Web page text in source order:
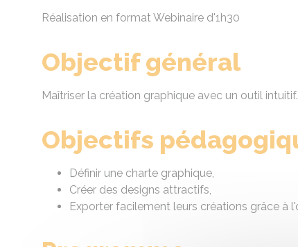
Réalisation en format Webinaire d'1h30
Objectif général
Maîtriser la création graphique avec un outil intuitif.
Objectifs
Définir une charte graphique,
Créer des designs attractifs,
Exporter facilement leurs créations grâce à